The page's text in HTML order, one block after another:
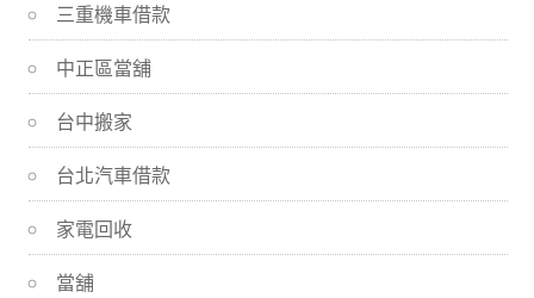
三重機車借款
中正區當舖
台中搬家
台北汽車借款
家電回收
當舖